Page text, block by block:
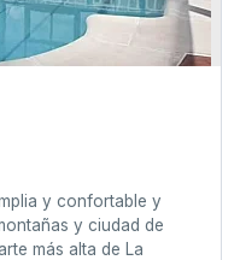
y confortable y
y ciudad de
más alta de La